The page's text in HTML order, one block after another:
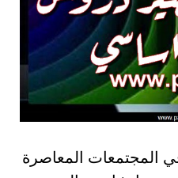
المجتمعات المعاصرة